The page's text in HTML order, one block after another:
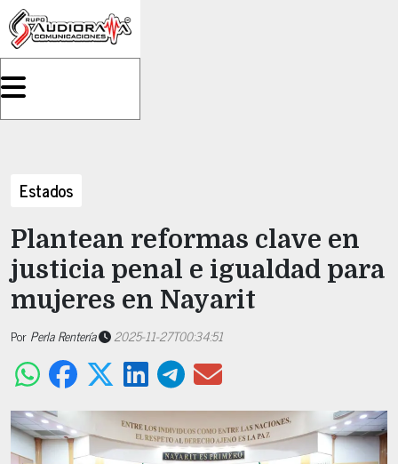
Estados
Plantean reformas clave en
justicia penal e igualdad para
mujeres en Nayarit
Por Perla Rentería 2025-11-27T00:34:51